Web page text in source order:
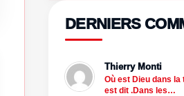
DERNIERS
Thierry Monti
Où est Dieu dans
est dit .Dans les…